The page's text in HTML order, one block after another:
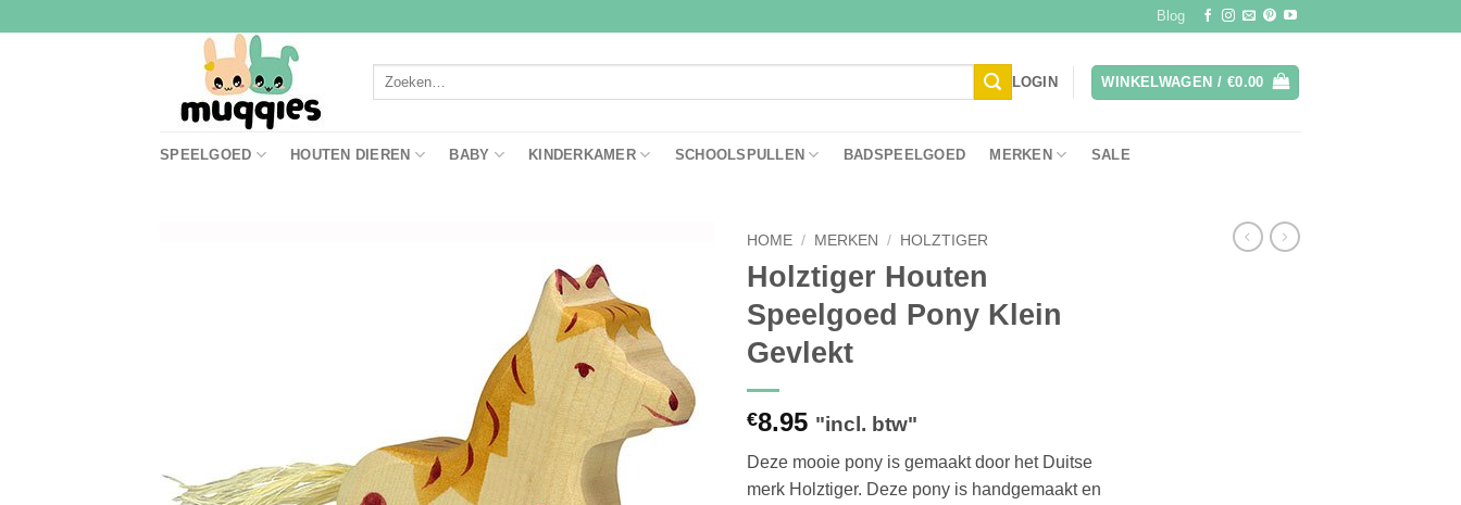
Blog
Zoeken
LOGIN WINKELWAGEN / €0.00
SPEELGOED HOUTEN DIEREN BABY KINDERKAMER SCHOOLSPULLEN BADSPEELGOED MERKEN SALE
Toevoegen
aan
verlanglijst
HOME / MERKEN / HOLZTIGER
Holztiger Houten
Speelgoed Pony Klein
Gevlekt
€8.95 "incl. btw"
Deze mooie pony is gemaakt door het Duitse
merk Holztiger. Deze pony is handgemaakt en